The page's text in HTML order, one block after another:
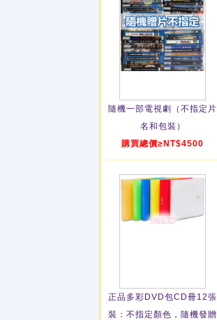
隨機一部電視劇（不指定片
名和包裝）
購買總價≥NT$4500
正品多彩DVD包CD冊12張
裝：不指定顏色，隨機發贈